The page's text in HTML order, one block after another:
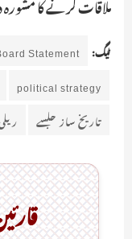
ٹیگ: Statement
political strategy
تاریخ ساز جلسے